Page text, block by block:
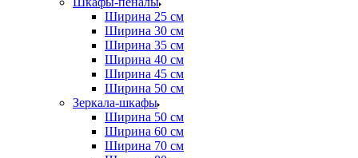
Ширина 25 см
Ширина 30 см
Ширина 35 см
Ширина 40 см
Ширина 45 см
Ширина 50 см
Зеркала-шкафы
Ширина 50 см
Ширина 60 см
Ширина 70 см